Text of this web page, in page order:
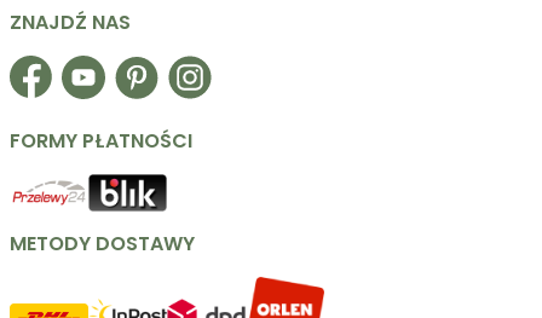
ZNAJDŹ NAS
FORMY PŁATNOŚCI
METODY DOSTAWY